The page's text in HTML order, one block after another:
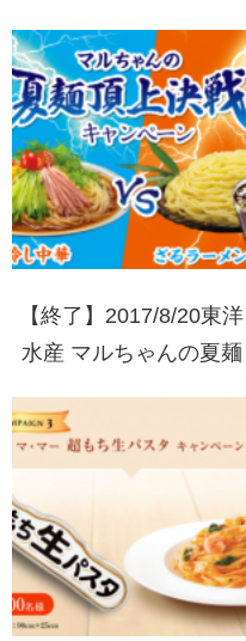
券2000円分プレゼン
ト！
【終了】2017/8/20東洋
水産 マルちゃんの夏麺